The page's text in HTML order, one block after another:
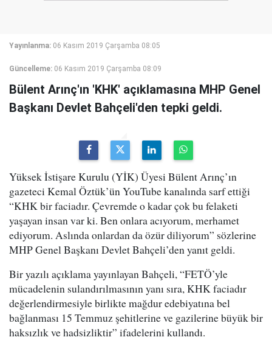
Yayınlanma: 06 Kasım 2019 Çarşamba 08:05
Güncelleme: 06 Kasım 2019 Çarşamba 08:09
Bülent Arınç'ın 'KHK' açıklamasına MHP Genel
Başkanı Devlet Bahçeli'den tepki geldi.
Yüksek İstişare Kurulu (YİK) Üyesi Bülent Arınç’ın
gazeteci Kemal Öztük’ün YouTube kanalında sarf ettiği
“KHK bir faciadır. Çevremde o kadar çok bu felaketi
yaşayan insan var ki. Ben onlara acıyorum, merhamet
ediyorum. Aslında onlardan da özür diliyorum” sözlerine
MHP Genel Başkanı Devlet Bahçeli’den yanıt geldi.
Bir yazılı açıklama yayınlayan Bahçeli, “FETÖ’yle
mücadelenin sulandırılmasının yanı sıra, KHK faciadır
değerlendirmesiyle birlikte mağdur edebiyatına bel
bağlanması 15 Temmuz şehitlerine ve gazilerine büyük bir
haksızlık ve hadsizliktir” ifadelerini kullandı.